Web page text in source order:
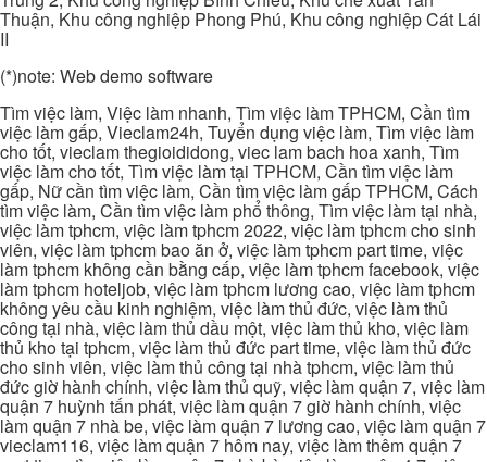
Thuận, Khu công nghiệp Phong Phú, Khu công nghiệp Cát Lái
II
(*)note: Web demo software
Tìm việc làm, Việc làm nhanh, Tìm việc làm TPHCM, Cần tìm
việc làm gấp, Vieclam24h, Tuyển dụng việc làm, Tìm việc làm
cho tốt, vieclam thegioididong, viec lam bach hoa xanh, Tìm
việc làm cho tốt, Tìm việc làm tại TPHCM, Cần tìm việc làm
gấp, Nữ cần tìm việc làm, Cần tìm việc làm gấp TPHCM, Cách
tìm việc làm, Cần tìm việc làm phổ thông, Tìm việc làm tại nhà,
việc làm tphcm, việc làm tphcm 2022, việc làm tphcm cho sinh
viên, việc làm tphcm bao ăn ở, việc làm tphcm part time, việc
làm tphcm không cần bằng cấp, việc làm tphcm facebook, việc
làm tphcm hoteljob, việc làm tphcm lương cao, việc làm tphcm
không yêu cầu kinh nghiệm, việc làm thủ đức, việc làm thủ
công tại nhà, việc làm thủ dầu một, việc làm thủ kho, việc làm
thủ kho tại tphcm, việc làm thủ đức part time, việc làm thủ đức
cho sinh viên, việc làm thủ công tại nhà tphcm, việc làm thủ
đức giờ hành chính, việc làm thủ quỹ, việc làm quận 7, việc làm
quận 7 huỳnh tấn phát, việc làm quận 7 giờ hành chính, việc
làm quận 7 nhà be, việc làm quận 7 lương cao, việc làm quận 7
vieclam116, việc làm quận 7 hôm nay, việc làm thêm quận 7